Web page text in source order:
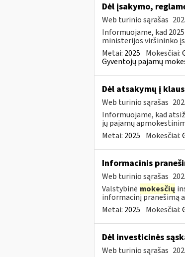
Dėl įsakymo,
Web turinio sąrašas
Informuojame, kad
ministerijos viršininko
Metai: 2025 Mokesčiai:
Gyventojų pajamų
Dėl atsakymų į
Web turinio sąrašas
Informuojame, kad
jų pajamų
Metai: 2025 Mokesčiai:
Informacinis
Web turinio sąrašas
Valstybinė mokesčių
informacinį pranešimą
Metai: 2025 Mokesčiai:
Dėl investicinės
Web turinio sąrašas